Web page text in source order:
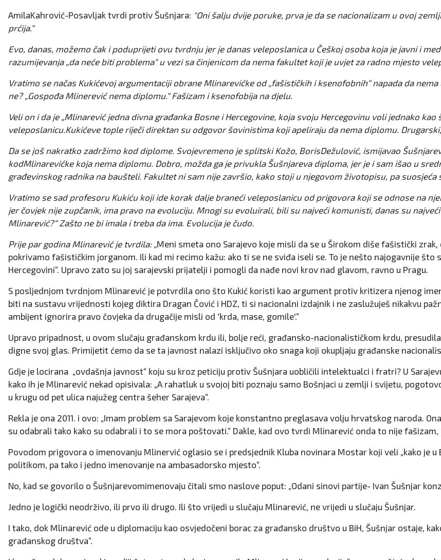
AmilaKahrović-Posavljak tvrdi protiv Šušnjara: "Oni šalju dvije poruke, prva je da se nacionalizam u ovoj
prćija.“
Evo, danas, možemo čak i poduprijeti ovu tvrdnju jer je danas veleposlanica u Češkoj osoba koja je javni i
razumijevanja „da neće biti problema“ u vezi sa činjenicom da nema fakultet koji je uvjet za radno mjesto
Vratimo se načas Kukićevoj argumentaciji obrane Mlinarevićke od „fašističkih i ksenofobnih“ napada da
ne? „Gospođa Mlinerević nema diplomu.“ Fašizam i ksenofobija na djelu.
Veli on i da je „Mlinarević jedna divna građanka Bosne i Hercegovine, koja svoju Hercegovinu voli jednako
veleposlanicu.Kukićeve tople riječi direktan su odgovor šovinistima koji apeliraju da nema diplomu.
Da se još nakratko zadržimo kod diplome. Svojevremeno je splitski Kožo, BorisDežulović, ismijavao
kodMlinarevićke koja nema diplomu. Dobro, možda ga je privukla Šušnjareva diploma, jer je i sam išao u
građevinskog radnika na baušteli. Fakultet ni sam nije završio, kako stoji u njegovom životopisu, pa suosjeća
Vratimo se sad profesoru Kukiću koji ide korak dalje braneći veleposlanicu od prigovora koji se odnose na
jer čovjek nije zupčanik, ima pravo na evoluciju. Mnogi su evoluirali, bili su najveći komunisti, danas su
Mlinarević?“ Zašto ne bi imala i treba da ima. Evolucija je čudo.
Prije par godina Mlinarević je tvrdila: „ Meni smeta ono Sarajevo koje misli da se u Širokom diše fašistički
pokrivamo fašističkim jorganom. Ili kad mi recimo kažu: ako ti se ne sviđa iseli se. To je nešto najogavnije što
Hercegovini“. Upravo zato su joj sarajevski prijatelji i pomogli da nađe novi krov nad glavom, ravno u Pragu.
S posljednjom tvrdnjom Mlinarević je potvrdila ono što Kukić koristi kao argument protiv kritizera njenog
biti na sustavu vrijednosti kojeg diktira Dragan Čović i HDZ, ti si nacionalni izdajnik i ne zaslužuješ nikakvu
ambijent ignorira pravo čovjeka da drugačije misli od 'krda, mase, gomile'.“
Upravo pripadnost, u ovom slučaju građanskom krdu ili, bolje reći, građansko-nacionalističkom krdu,
digne svoj glas. Primijetit ćemo da se ta javnost nalazi isključivo oko snaga koji okupljaju građanske
Gdje je locirana „ovdašnja javnost“ koju su kroz peticiju protiv Šušnjara uobličili intelektualci i fratri? U
kako ih je Mlinarević nekad opisivala: „A rahatluk u svojoj biti poznaju samo Bošnjaci u zemlji i svijetu,
u krugu od pet ulica najužeg centra šeher Sarajeva“.
Rekla je ona 2011. i ovo: „Imam problem sa Sarajevom koje konstantno preglasava volju hrvatskog naroda.
su odabrali tako kako su odabrali i to se mora poštovati.“ Dakle, kad ovo tvrdi Mlinarević onda to nije
Povodom prigovora o imenovanju Mlinervić oglasio se i predsjednik Kluba novinara Mostar koji veli „kako je u
politikom, pa tako i jedno imenovanje na ambasadorsko mjesto“.
No, kad se govorilo o Šušnjarevomimenovaju čitali smo naslove poput: „Odani sinovi partije- Ivan Šušnjar
Jedno je logički neodrživo, ili prvo ili drugo. Ili što vrijedi u slučaju Mlinarević, ne vrijedi u slučaju Šušnjar.
I tako, dok Mlinarević ode u diplomaciju kao osvjedočeni borac za građansko društvo u BiH, Šušnjar ostaje,
građanskog društva“.